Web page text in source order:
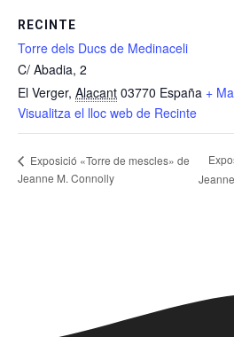
RECINTE
Torre dels Ducs de Medinaceli
C/ Abadia, 2
El Verger, Alacant 03770 España +
Visualitza el lloc web de Recinte
Exposició «Torre de mescles» de
Jeanne M. Connolly